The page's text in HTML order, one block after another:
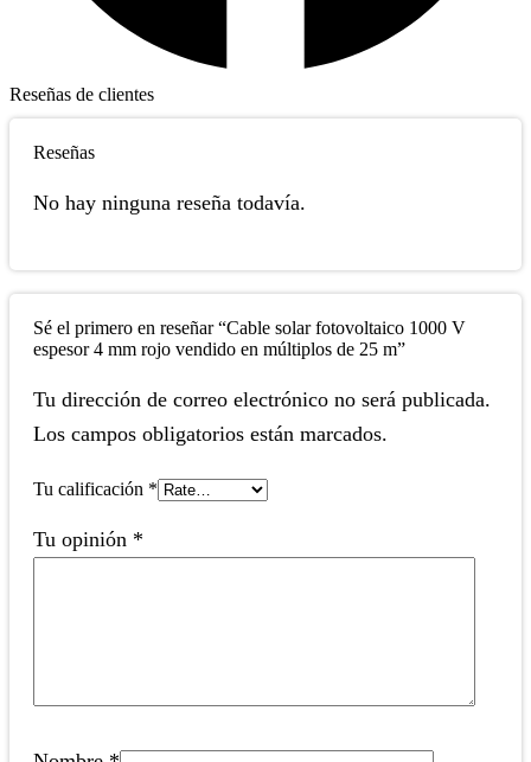
Reseñas de clientes
Reseñas
No hay ninguna reseña todavía.
Sé el primero en reseñar “Cable solar fotovoltaico 1000 V
espesor 4 mm rojo vendido en múltiplos de 25 m”
Tu dirección de correo electrónico no será publicada.
Los campos obligatorios están marcados.
Tu calificación *
Tu opinión *